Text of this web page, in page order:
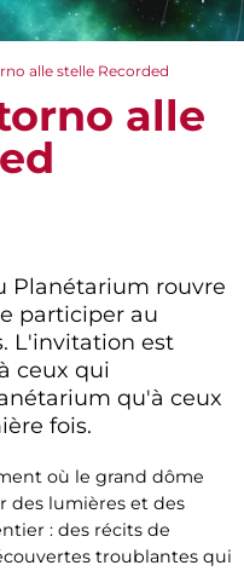
alle stelle Recorded
alle
Planétarium rouvre
participer au
L'invitation est
ceux qui
qu'à ceux
fois.
où le grand dôme
des lumières et des
: des récits de
troublantes qui